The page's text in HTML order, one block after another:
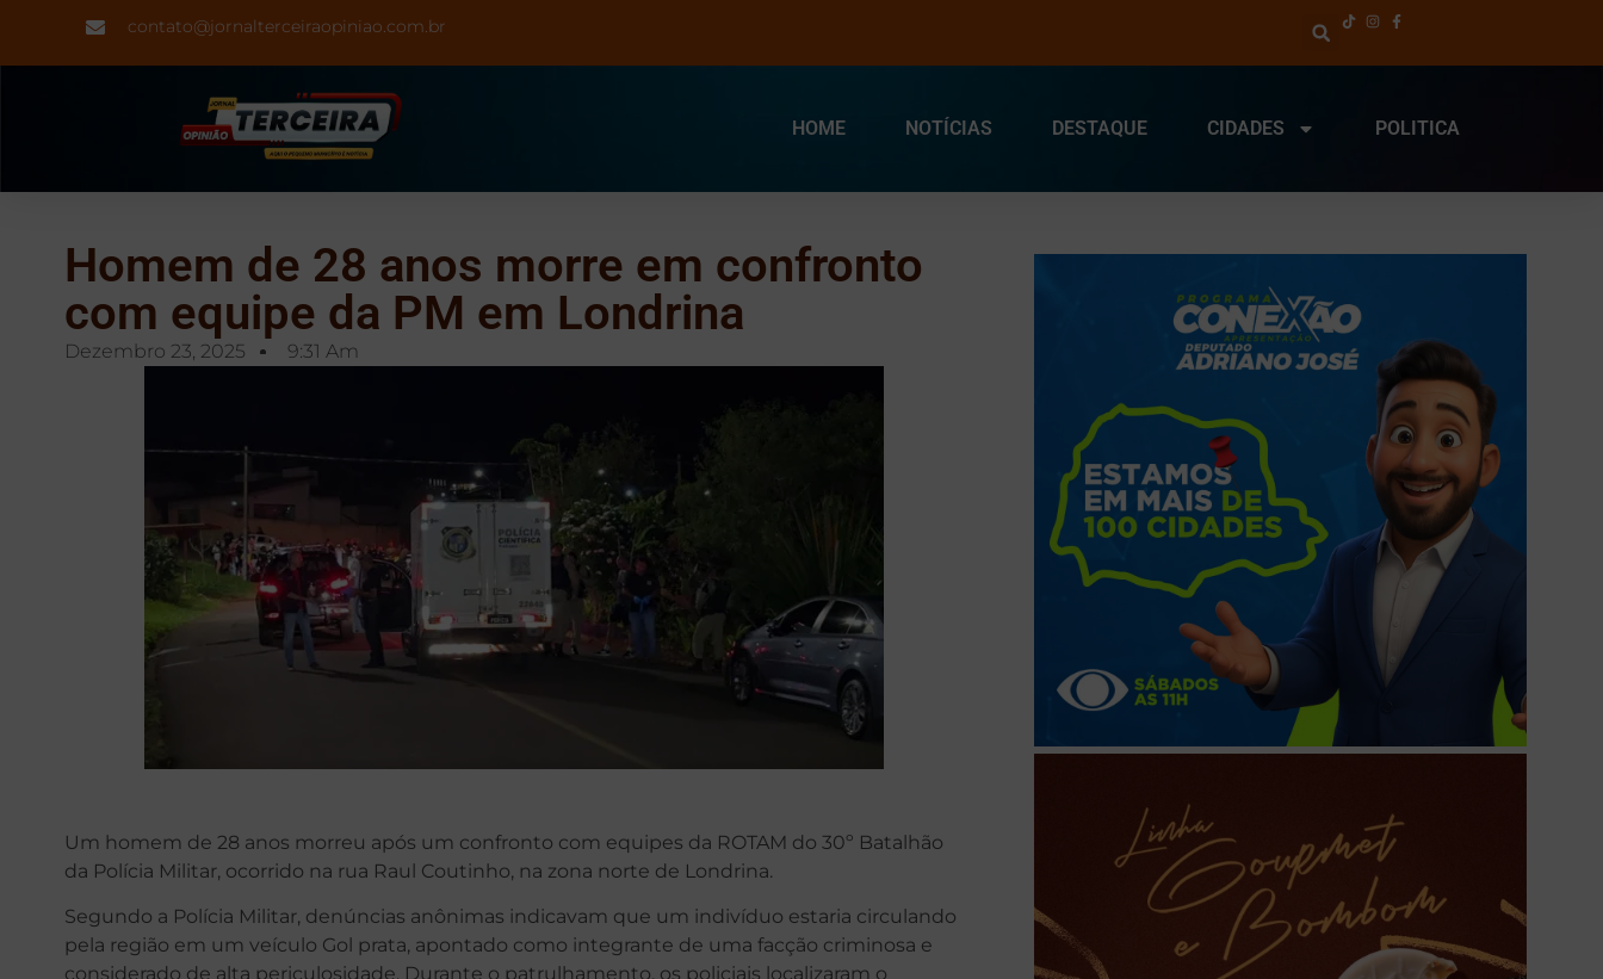
contato@jornalterceiraopiniao.com.br
HOME NOTÍCIAS DESTAQUE CIDADES POLITICA
Homem de 28 anos morre em confronto
com equipe da PM em Londrina
Dezembro 23, 2025 9:31 Am
Um homem de 28 anos morreu após um confronto com equipes da ROTAM do 30º Batalhão
da Polícia Militar, ocorrido na rua Raul Coutinho, na zona norte de Londrina.
Segundo a Polícia Militar, denúncias anônimas indicavam que um indivíduo estaria circulando
pela região em um veículo Gol prata, apontado como integrante de uma facção criminosa e
considerado de alta periculosidade. Durante o patrulhamento, os policiais localizaram o